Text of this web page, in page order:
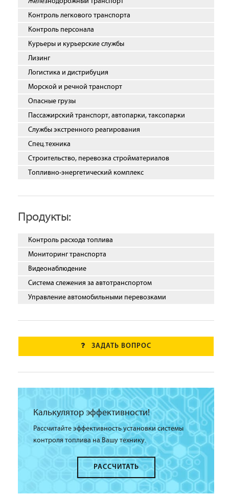
Контроль легкового транспорта
Контроль персонала
Курьеры и курьерские службы
Лизинг
Логистика и дистрибуция
Морской и речной транспорт
Опасные грузы
Пассажирский транспорт, автопарки, таксопарки
Службы экстренного реагирования
Спец.техника
Строительство, перевозка стройматериалов
Топливно-энергетический комплекс
Продукты:
Контроль расхода топлива
Мониторинг транспорта
Видеонаблюдение
Система слежения за автотранспортом
Управление автомобильными перевозками
ЗАДАТЬ ВОПРОС
Калькулятор эффективности!
Рассчитайте эффективность установки системы
контроля топлива на Вашу технику.
РАССЧИТАТЬ